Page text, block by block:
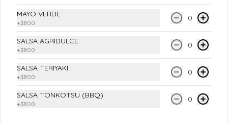
Términos y condiciones
Política de privacidad
Redes sociales
Instagram
Facebook
MAYO VERDE
+$800
0
SALSA AGRIDULCE
+$800
0
SALSA TERIYAKI
+$800
0
SALSA TONKOTSU (BBQ)
+$800
0